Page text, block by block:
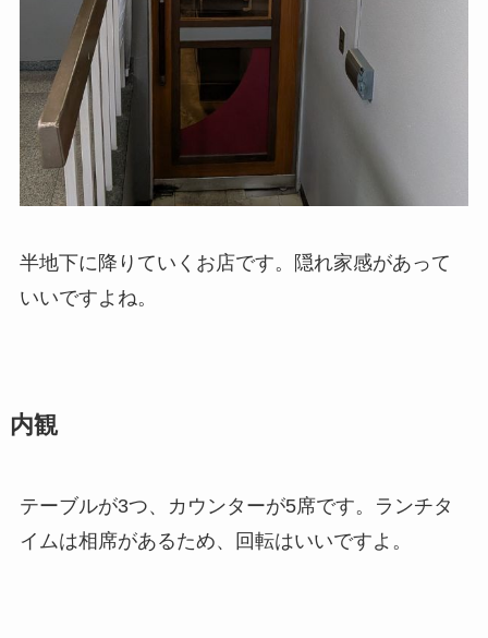
半地下に降りていくお店です。隠れ家感があって
いいですよね。
内観
テーブルが3つ、カウンターが5席です。ランチタ
イムは相席があるため、回転はいいですよ。